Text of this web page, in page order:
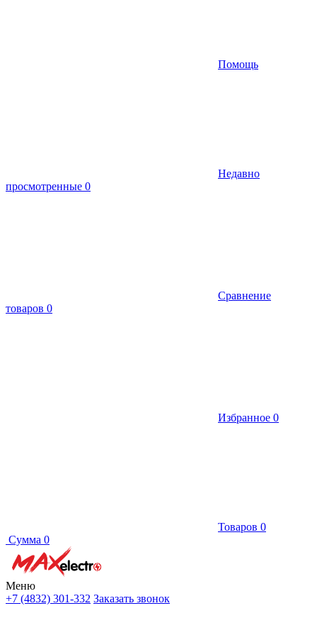
Помощь
Недавно
просмотренные 0
Сравнение
товаров 0
Избранное 0
Товаров 0
Сумма 0
Меню
+7 (4832) 301-332 Заказать звонок